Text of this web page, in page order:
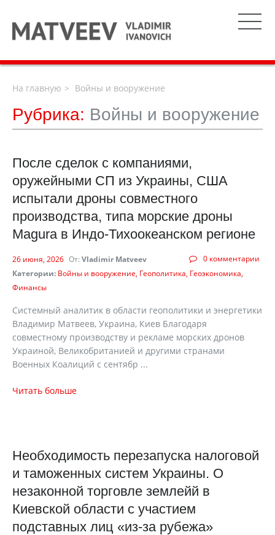
На главную Войны и вооружение
Рубрика: Войны и вооружение
После сделок с компаниями,
оружейными СП из Украины, США
испытали дроны совместного
производства, типа морские дроны
Magura в Индо-Тихоокеанском регионе
0 комментарии
26 июня, 2026 От: Vladimir Matveev
Категории: Войны и вооружение Геополитика Геоэкономика
Финансы
Системный аналитик в области геополитики и энергетики
Владимир Матвеев, Украина, Киев Благодаря
совместному производству и рекламе морских дронов
Украиной, Великобританией и другими странами
Военных Коалиций с сентябр ...
Читать больше
Необходимость перезапуска налоговой
и таможенных систем Украины. О
незаконной торговле землейй в
Киевской области с участием
подставных лиц «из-за рубежа»